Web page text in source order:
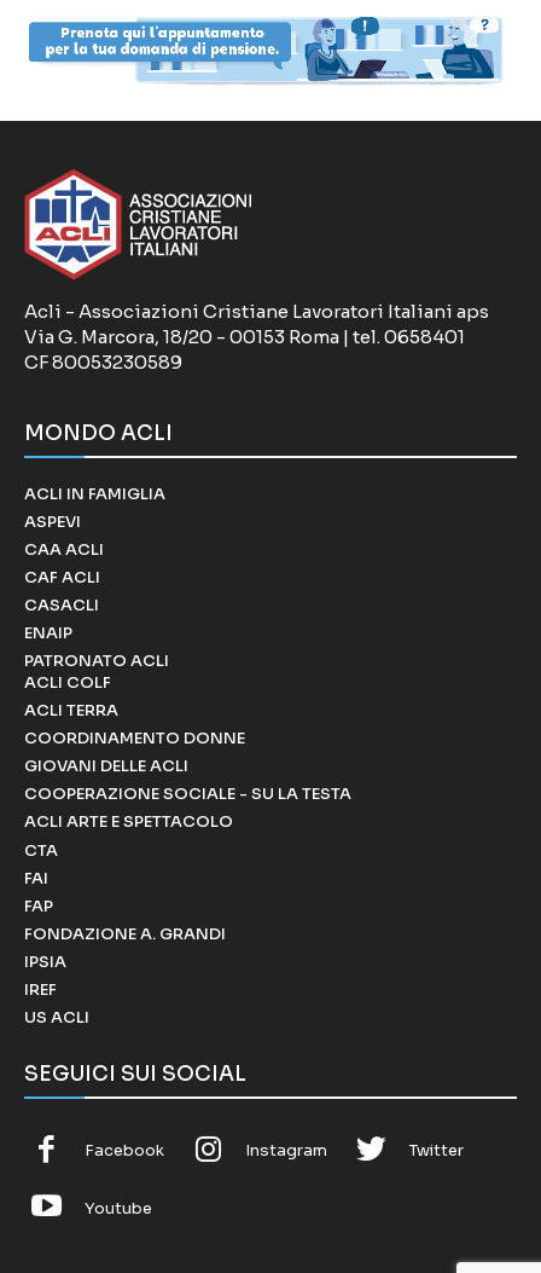
Acli - Associazioni Cristiane Lavoratori Italiani aps
Via G. Marcora, 18/20 - 00153 Roma | tel. 0658401
CF 80053230589
MONDO ACLI
ACLI IN FAMIGLIA
ASPEVI
CAA ACLI
CAF ACLI
CASACLI
ENAIP
PATRONATO ACLI
ACLI COLF
ACLI TERRA
COORDINAMENTO DONNE
GIOVANI DELLE ACLI
COOPERAZIONE SOCIALE - SU LA TESTA
ACLI ARTE E SPETTACOLO
CTA
FAI
FAP
FONDAZIONE A. GRANDI
IPSIA
IREF
US ACLI
SEGUICI SUI SOCIAL
Facebook Instagram Twitter
Youtube